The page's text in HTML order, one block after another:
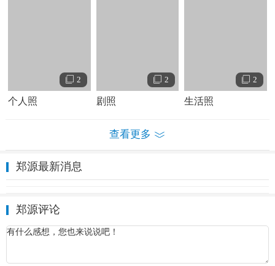
再次以第一名的成绩考上星海音乐学院附中，重读初一，并
在深圳市举办春风城杯校园歌手大赛中郑源演唱的《李香
兰》夺得冠军。
1996年，郑源组织了“广州自由人乐队”在广州地质
第一场个人演唱会，并在广州高校展开巡回演出会，1997
年，郑源回到故乡阳西举办了个人演唱会。 郑源被广东音乐
人小豆老师发掘，谈灌录唱片的事。16岁出版单曲《爱的诉
岁郑源签约香港俊成娱乐制作有限公司，在恩师小豆（钟建
波）的监制下发行首张国语大碟《对天狂怒》，以及单曲
2
个人照
2
剧照
2
生活照
查看更多
郑源最新消息
郑源评论